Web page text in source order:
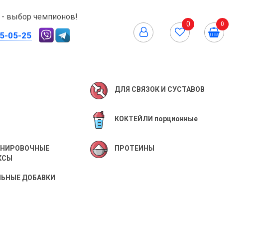
- выбор чемпионов!
05-25
0 0
ДЛЯ СВЯЗОК И СУСТАВОВ
КОКТЕЙЛИ порционные
ПРОТЕИНЫ
ДОБАВКИ